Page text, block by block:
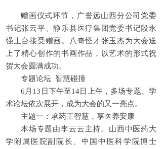
赠画仪式环节，广誉远山西分公司党委
书记张云平、静乐县医疗集团党委书记段永
强上台接受赠画。八奇怪才张玉杰为大会送
上了精心创作的书画作品，以艺术的形式祝
贺大会圆满成功。
专题论坛 智慧碰撞
6月13日下午至14日上午，多场专题、学
术论坛依次展开，成为大会的又一亮点。
主题一：承药王智慧，享医养安康
本场专题由李云云主持。山西中医药大
学附属医院副院长、中国中医科学院博士